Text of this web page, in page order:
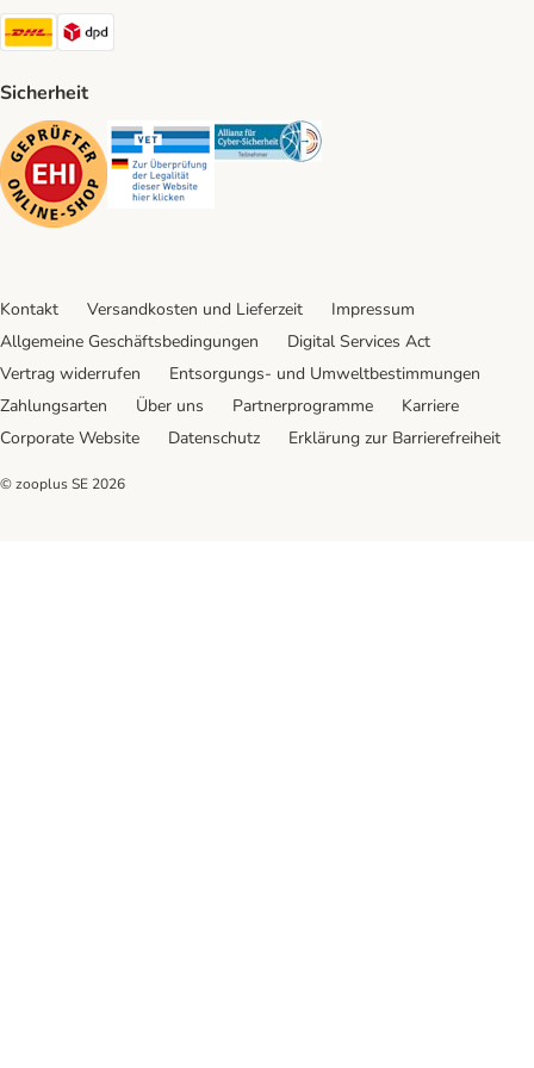
DHL Shipping Method
Sicherheit
Security Security Security
Kontakt Versandkosten und Lieferzeit
Impressum
Allgemeine Geschäftsbedingungen
Digital Services Act
Vertrag widerrufen
Entsorgungs- und Umweltbestimmungen
Zahlungsarten
Über uns Partnerprogramme
Karriere
Corporate Website
Datenschutz Erklärung zur Barrierefreiheit
© zooplus SE 2026